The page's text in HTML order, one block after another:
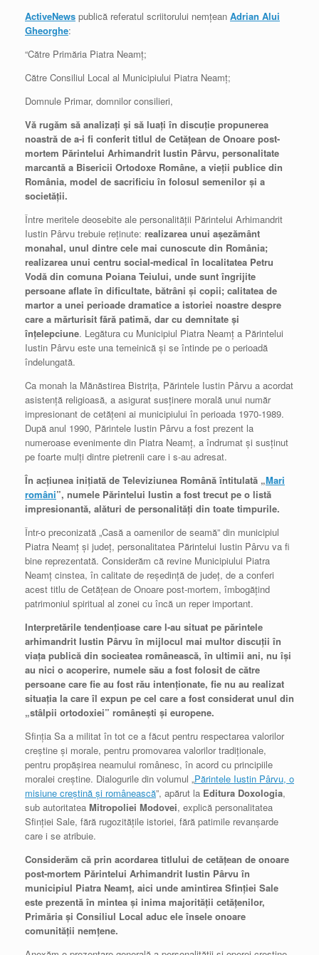
ActiveNews publică referatul scriitorului nemţean Adrian Alui
Gheorghe:
“Către Primăria Piatra Neamţ;
Către Consiliul Local al Municipiului Piatra Neamţ;
Domnule Primar, domnilor consilieri,
Vă rugăm să analizaţi şi să luaţi în discuţie propunerea
noastră de a-i fi conferit titlul de Cetăţean de Onoare post-
mortem Părintelui Arhimandrit Iustin Pârvu, personalitate
marcantă a Bisericii Ortodoxe Române, a vieţii publice din
România, model de sacrificiu în folosul semenilor şi a
societăţii.
Între meritele deosebite ale personalităţii Părintelui Arhimandrit
Iustin Pârvu trebuie reţinute: realizarea unui aşezământ
monahal, unul dintre cele mai cunoscute din România;
realizarea unui centru social-medical în localitatea Petru
Vodă din comuna Poiana Teiului, unde sunt îngrijite
persoane aflate în dificultate, bătrâni şi copii; calitatea de
martor a unei perioade dramatice a istoriei noastre despre
care a mărturisit fără patimă, dar cu demnitate şi
înţelepciune. Legătura cu Municipiul Piatra Neamţ a Părintelui
Iustin Pârvu este una temeinică şi se întinde pe o perioadă
îndelungată.
Ca monah la Mănăstirea Bistriţa, Părintele Iustin Pârvu a acordat
asistenţă religioasă, a asigurat susţinere morală unui număr
impresionant de cetăţeni ai municipiului în perioada 1970-1989.
După anul 1990, Părintele Iustin Pârvu a fost prezent la
numeroase evenimente din Piatra Neamţ, a îndrumat şi susţinut
pe foarte mulţi dintre pietrenii care i s-au adresat.
În acţiunea iniţiată de Televiziunea Română întitulată „Mari
români”, numele Părintelui Iustin a fost trecut pe o listă
impresionantă, alături de personalităţi din toate timpurile.
Într-o preconizată „Casă a oamenilor de seamă” din municipiul
Piatra Neamţ şi judeţ, personalitatea Părintelui Iustin Pârvu va fi
bine reprezentată. Considerăm că revine Municipiului Piatra
Neamţ cinstea, în calitate de reşedinţă de judeţ, de a conferi
acest titlu de Cetăţean de Onoare post-mortem, îmbogăţind
patrimoniul spiritual al zonei cu încă un reper important.
Interpretările tendenţioase care l-au situat pe părintele
arhimandrit Iustin Pârvu în mijlocul mai multor discuţii în
viaţa publică din socieatea românească, în ultimii ani, nu îşi
au nici o acoperire, numele său a fost folosit de către
persoane care fie au fost rău intenţionate, fie nu au realizat
situaţia la care îl expun pe cel care a fost considerat unul din
„stâlpii ortodoxiei” româneşti şi europene.
Sfinţia Sa a militat în tot ce a făcut pentru respectarea valorilor
creştine şi morale, pentru promovarea valorilor tradiţionale,
pentru propăşirea neamului românesc, în acord cu principiile
moralei creştine. Dialogurile din volumul „Părintele Iustin Pârvu, o
misiune creştină şi românească”, apărut la Editura Doxologia,
sub autoritatea Mitropoliei Modovei, explică personalitatea
Sfinţiei Sale, fără rugozităţile istoriei, fără patimile revanşarde
care i se atribuie.
Considerăm că prin acordarea titlului de cetăţean de onoare
post-mortem Părintelui Arhimandrit Iustin Pârvu în
municipiul Piatra Neamţ, aici unde amintirea Sfinţiei Sale
este prezentă în mintea şi inima majorităţii cetăţenilor,
Primăria şi Consiliul Local aduc ele însele onoare
comunităţii nemţene.